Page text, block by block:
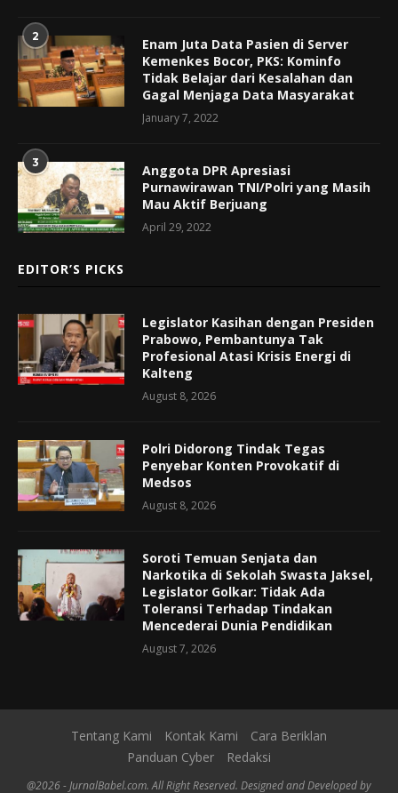
2
Enam Juta Data Pasien di Server
Kemenkes Bocor, PKS: Kominfo
Tidak Belajar dari Kesalahan dan
Gagal Menjaga Data Masyarakat
January 7, 2022
3
Anggota DPR Apresiasi
Purnawirawan TNI/Polri yang Masih
Mau Aktif Berjuang
April 29, 2022
EDITOR’S PICKS
Legislator Kasihan dengan Presiden
Prabowo, Pembantunya Tak
Profesional Atasi Krisis Energi di
Kalteng
August 8, 2026
Polri Didorong Tindak Tegas
Penyebar Konten Provokatif di
Medsos
August 8, 2026
Soroti Temuan Senjata dan
Narkotika di Sekolah Swasta Jaksel,
Legislator Golkar: Tidak Ada
Toleransi Terhadap Tindakan
Mencederai Dunia Pendidikan
August 7, 2026
Tentang Kami Kontak Kami
Cara Beriklan
Panduan Cyber
Redaksi
@2026 - JurnalBabel.com. All Right Reserved. Designed and Developed by